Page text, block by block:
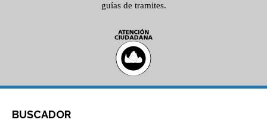
guías de tramites.
BUSCADOR